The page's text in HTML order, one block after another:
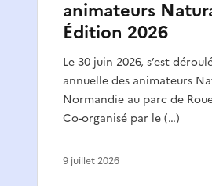
animateurs
Édition 2026
Le 30 juin 2026, s’est
annuelle des animateurs
Normandie au parc de
Co-organisé par le (…)
9 juillet 2026